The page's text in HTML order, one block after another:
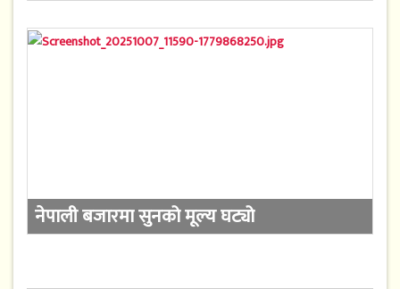
नेपाली बजारमा सुनको मूल्य घट्यो